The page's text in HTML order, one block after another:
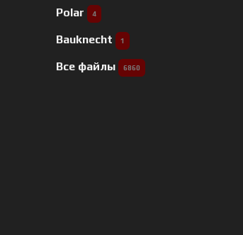
Polar 4
Bauknecht 1
Все файлы 6860